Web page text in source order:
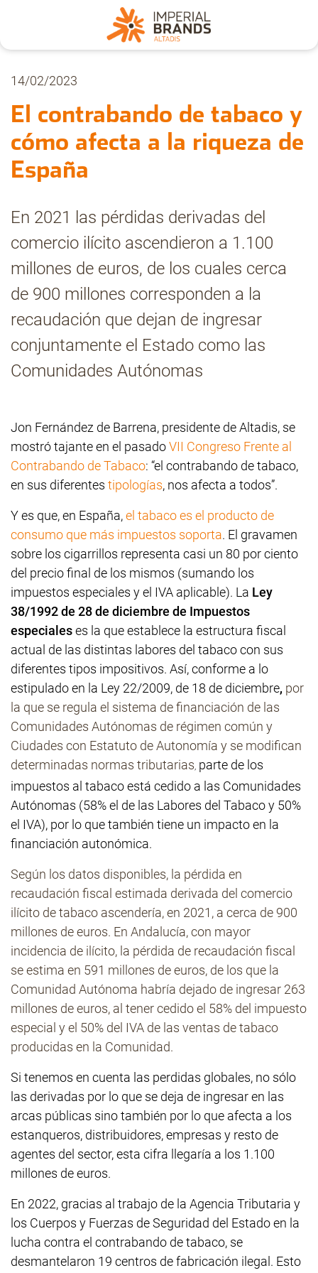
Nosotros
Secciones
Denuncia
Pregúntanos
Archivo
Estadísticas CMT
Contacto
14/02/2023
El contrabando de tabaco y
cómo afecta a la riqueza de
España
En 2021 las pérdidas derivadas del
comercio ilícito ascendieron a 1.100
millones de euros, de los cuales cerca
de 900 millones corresponden a la
recaudación que dejan de ingresar
conjuntamente el Estado como las
Comunidades Autónomas
Jon Fernández de Barrena, presidente de Altadis, se
mostró tajante en el pasadoVII Congreso Frente al
Contrabando de Tabaco: “el contrabando de tabaco,
en sus diferentes tipologías, nos afecta a todos”.
Y es que, en España,el tabaco es el producto de
consumo que más impuestos soporta. El gravamen
sobre los cigarrillos representa casi un 80 por ciento
del precio final de los mismos (sumando los
impuestos especiales y el IVA aplicable). La Ley
38/1992 de 28 de diciembre de Impuestos
especialeses la que establece la estructura fiscal
actual de las distintas labores del tabaco con sus
diferentes tipos impositivos. Así, conforme a lo
estipulado en la Ley 22/2009, de 18 de diciembre, por
la que se regula el sistema de financiación de las
Comunidades Autónomas de régimen común y
Ciudades con Estatuto de Autonomía y se modifican
determinadas normas tributarias, parte de los
impuestos al tabaco está cedido a las Comunidades
Autónomas (58% el de las Labores del Tabaco y 50%
el IVA), por lo que también tiene un impacto en la
financiación autonómica.
Según los datos disponibles, la pérdida en
recaudación fiscal estimada derivada del comercio
ilícito de tabaco ascendería, en 2021, a cerca de 900
millones de euros. En Andalucía, con mayor
incidencia de ilícito, la pérdida de recaudación fiscal
se estima en 591 millones de euros, de los que la
Comunidad Autónoma habría dejado de ingresar 263
millones de euros, al tener cedido el 58% del impuesto
especial y el 50% del IVA de las ventas de tabaco
producidas en la Comunidad.
Si tenemos en cuenta las perdidas globales, no sólo
las derivadas por lo que se deja de ingresar en las
arcas públicas sino también por lo que afecta a los
estanqueros, distribuidores, empresas y resto de
agentes del sector, esta cifra llegaría a los 1.100
millones de euros.
En 2022, gracias al trabajo de la Agencia Tributaria y
los Cuerpos y Fuerzas de Seguridad del Estado en la
lucha contra el contrabando de tabaco, se
desmantelaron 19 centros de fabricación ilegal. Esto